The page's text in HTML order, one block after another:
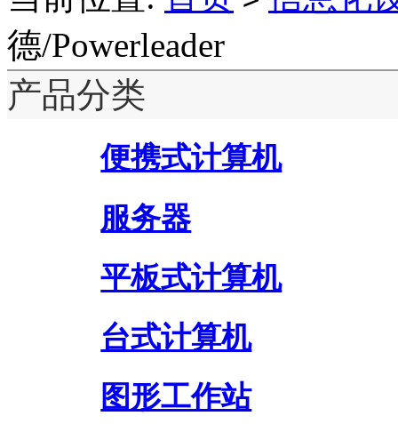
德/Powerleader
产品分类
便携式计算机
服务器
平板式计算机
台式计算机
图形工作站